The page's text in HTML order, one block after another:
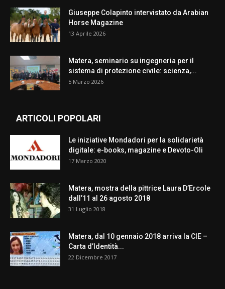
Giuseppe Colapinto intervistato da Arabian
Horse Magazine
13 Aprile 2026
Matera, seminario su ingegneria per il
sistema di protezione civile: scienza,...
5 Marzo 2026
ARTICOLI POPOLARI
Le iniziative Mondadori per la solidarietà
digitale: e-books, magazine e Devoto-Oli
17 Marzo 2020
Matera, mostra della pittrice Laura D’Ercole
dall’11 al 26 agosto 2018
31 Luglio 2018
Matera, dal 10 gennaio 2018 arriva la CIE –
Carta d’Identità...
22 Dicembre 2017